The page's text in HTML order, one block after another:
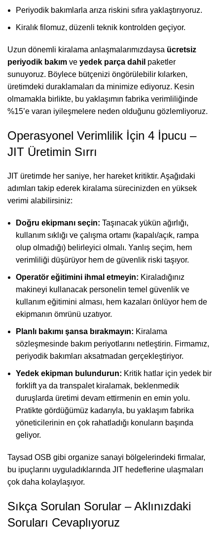
Periyodik bakımlarla arıza riskini sıfıra yaklaştırıyoruz.
Kiralık filomuz, düzenli teknik kontrolden geçiyor.
Uzun dönemli kiralama anlaşmalarımızdaysa ücretsiz
periyodik bakım ve yedek parça dahil paketler
sunuyoruz. Böylece bütçenizi öngörülebilir kılarken,
üretimdeki duraklamaları da minimize ediyoruz. Kesin
olmamakla birlikte, bu yaklaşımın fabrika verimliliğinde
%15’e varan iyileşmelere neden olduğunu gözlemliyoruz.
Operasyonel Verimlilik İçin 4 İpucu –
JIT Üretimin Sırrı
JIT üretimde her saniye, her hareket kritiktir. Aşağıdaki
adımları takip ederek kiralama sürecinizden en yüksek
verimi alabilirsiniz:
Doğru ekipmanı seçin: Taşınacak yükün ağırlığı,
kullanım sıklığı ve çalışma ortamı (kapalı/açık, rampa
olup olmadığı) belirleyici olmalı. Yanlış seçim, hem
verimliliği düşürüyor hem de güvenlik riski taşıyor.
Operatör eğitimini ihmal etmeyin: Kiraladığınız
makineyi kullanacak personelin temel güvenlik ve
kullanım eğitimini alması, hem kazaları önlüyor hem de
ekipmanın ömrünü uzatıyor.
Planlı bakımı şansa bırakmayın: Kiralama
sözleşmesinde bakım periyotlarını netleştirin. Firmamız,
periyodik bakımları aksatmadan gerçekleştiriyor.
Yedek ekipman bulundurun: Kritik hatlar için yedek bir
forklift ya da transpalet kiralamak, beklenmedik
duruşlarda üretimi devam ettirmenin en emin yolu.
Pratikte gördüğümüz kadarıyla, bu yaklaşım fabrika
yöneticilerinin en çok rahatladığı konuların başında
geliyor.
Taysad OSB gibi organize sanayi bölgelerindeki firmalar,
bu ipuçlarını uyguladıklarında JIT hedeflerine ulaşmaları
çok daha kolaylaşıyor.
Sıkça Sorulan Sorular – Aklınızdaki
Soruları Cevaplıyoruz